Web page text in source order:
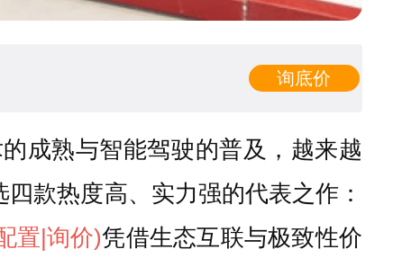
询底价
成熟与智能驾驶的普及，越来越
款热度高、实力强的代表之作：
置|询价)凭借生态互联与极致性价